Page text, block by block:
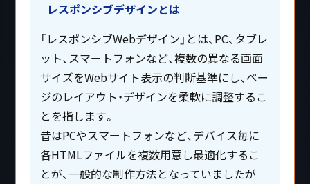
レスポンシブデザインとは
「レスポンシブWebデザイン」とは、PC、タブレ
ット、スマートフォンなど、複数の異なる画面
サイズをWebサイト表示の判断基準にし、ペー
ジのレイアウト・デザインを柔軟に調整するこ
とを指します。
昔はPCやスマートフォンなど、デバイス毎に
各HTMLファイルを複数用意し最適化するこ
とが、一般的な制作方法となっていましたが